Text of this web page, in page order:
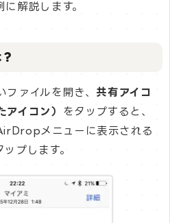
解説します。
ァイルを開き、 共有アイコ
イコン） をタップすると、
メニューに表示される
プします。